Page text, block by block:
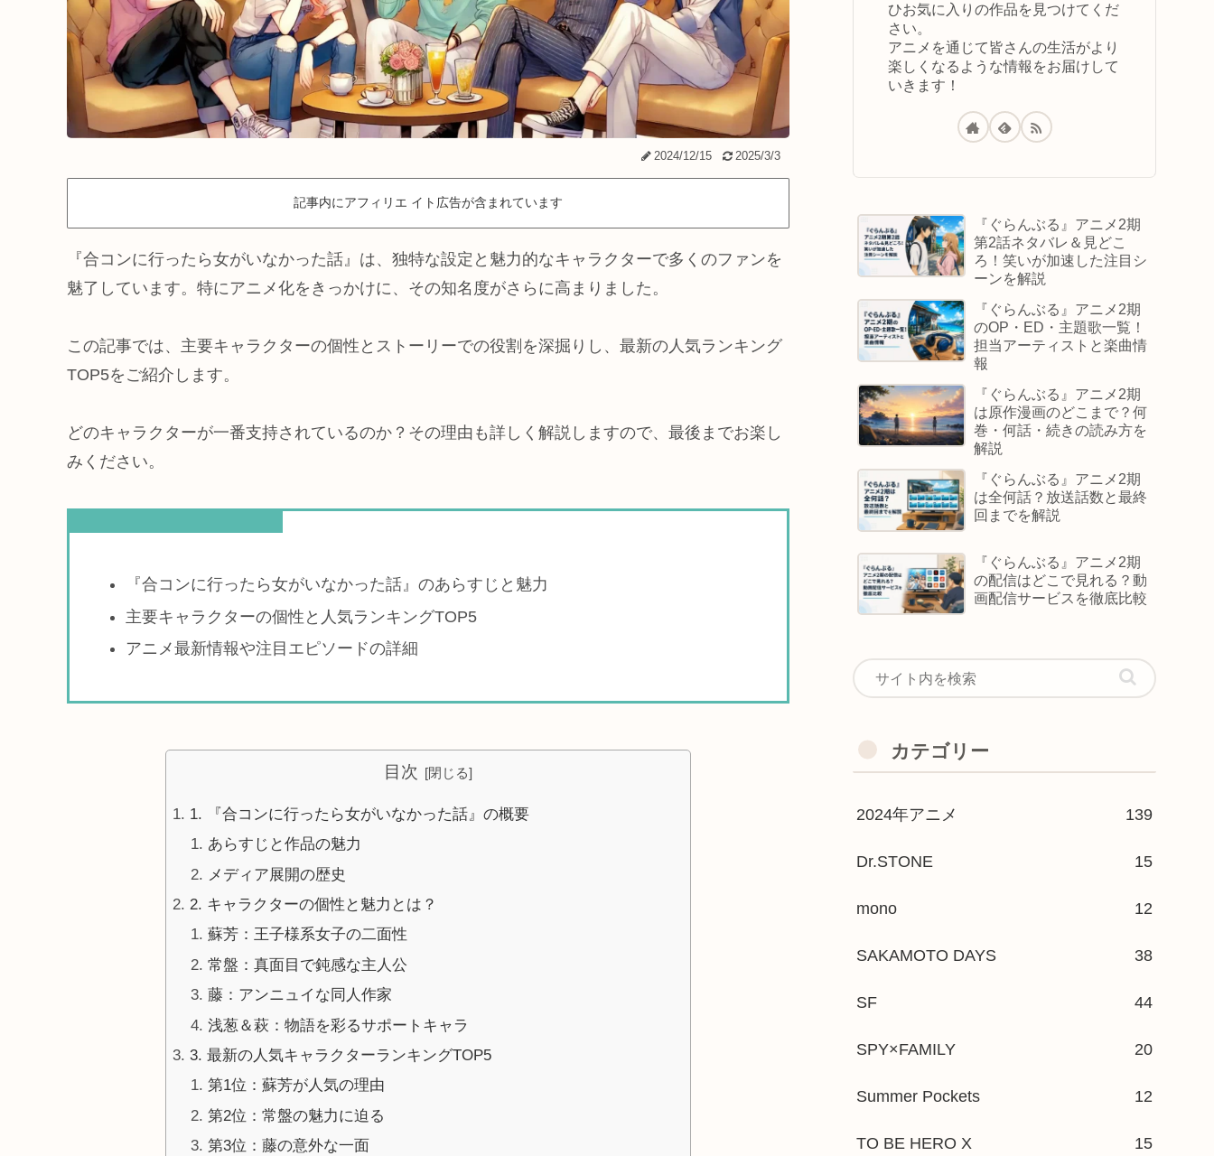
2024/12/15 2025/3/3
記事内にアフィリエ イト広告が含まれています
『合コンに行ったら女がいなかった話』は、独特な設定と魅力的なキャラクターで多くのファンを
魅了しています。特にアニメ化をきっかけに、その知名度がさらに高まりました。
この記事では、主要キャラクターの個性とストーリーでの役割を深掘りし、最新の人気ランキング
TOP5をご紹介します。
どのキャラクターが一番支持されているのか？その理由も詳しく解説しますので、最後までお楽し
みください。
『合コンに行ったら女がいなかった話』のあらすじと魅力
主要キャラクターの個性と人気ランキングTOP5
アニメ最新情報や注目エピソードの詳細
目次
1. 『合コンに行ったら女がいなかった話』の概要
あらすじと作品の魅力
メディア展開の歴史
2. キャラクターの個性と魅力とは？
蘇芳：王子様系女子の二面性
常盤：真面目で鈍感な主人公
藤：アンニュイな同人作家
浅葱＆萩：物語を彩るサポートキャラ
3. 最新の人気キャラクターランキングTOP5
第1位：蘇芳が人気の理由
第2位：常盤の魅力に迫る
第3位：藤の意外な一面
ひお気に入りの作品を見つけてくだ
さい。
アニメを通じて皆さんの生活がより
楽しくなるような情報をお届けして
いきます！
『ぐらんぶる』アニメ2期
第2話ネタバレ＆見どこ
ろ！笑いが加速した注目シ
ーンを解説
『ぐらんぶる』アニメ2期
のOP・ED・主題歌一覧！
担当アーティストと楽曲情
報
『ぐらんぶる』アニメ2期
は原作漫画のどこまで？何
巻・何話・続きの読み方を
解説
『ぐらんぶる』アニメ2期
は全何話？放送話数と最終
回までを解説
『ぐらんぶる』アニメ2期
の配信はどこで見れる？動
画配信サービスを徹底比較
カテゴリー
2024年アニメ 139
Dr.STONE 15
mono 12
SAKAMOTO DAYS 38
SF 44
SPY×FAMILY 20
Summer Pockets 12
TO BE HERO X 15